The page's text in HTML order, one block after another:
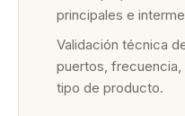
principales e
Validación técnica
puertos, frecuencia,
tipo de producto.